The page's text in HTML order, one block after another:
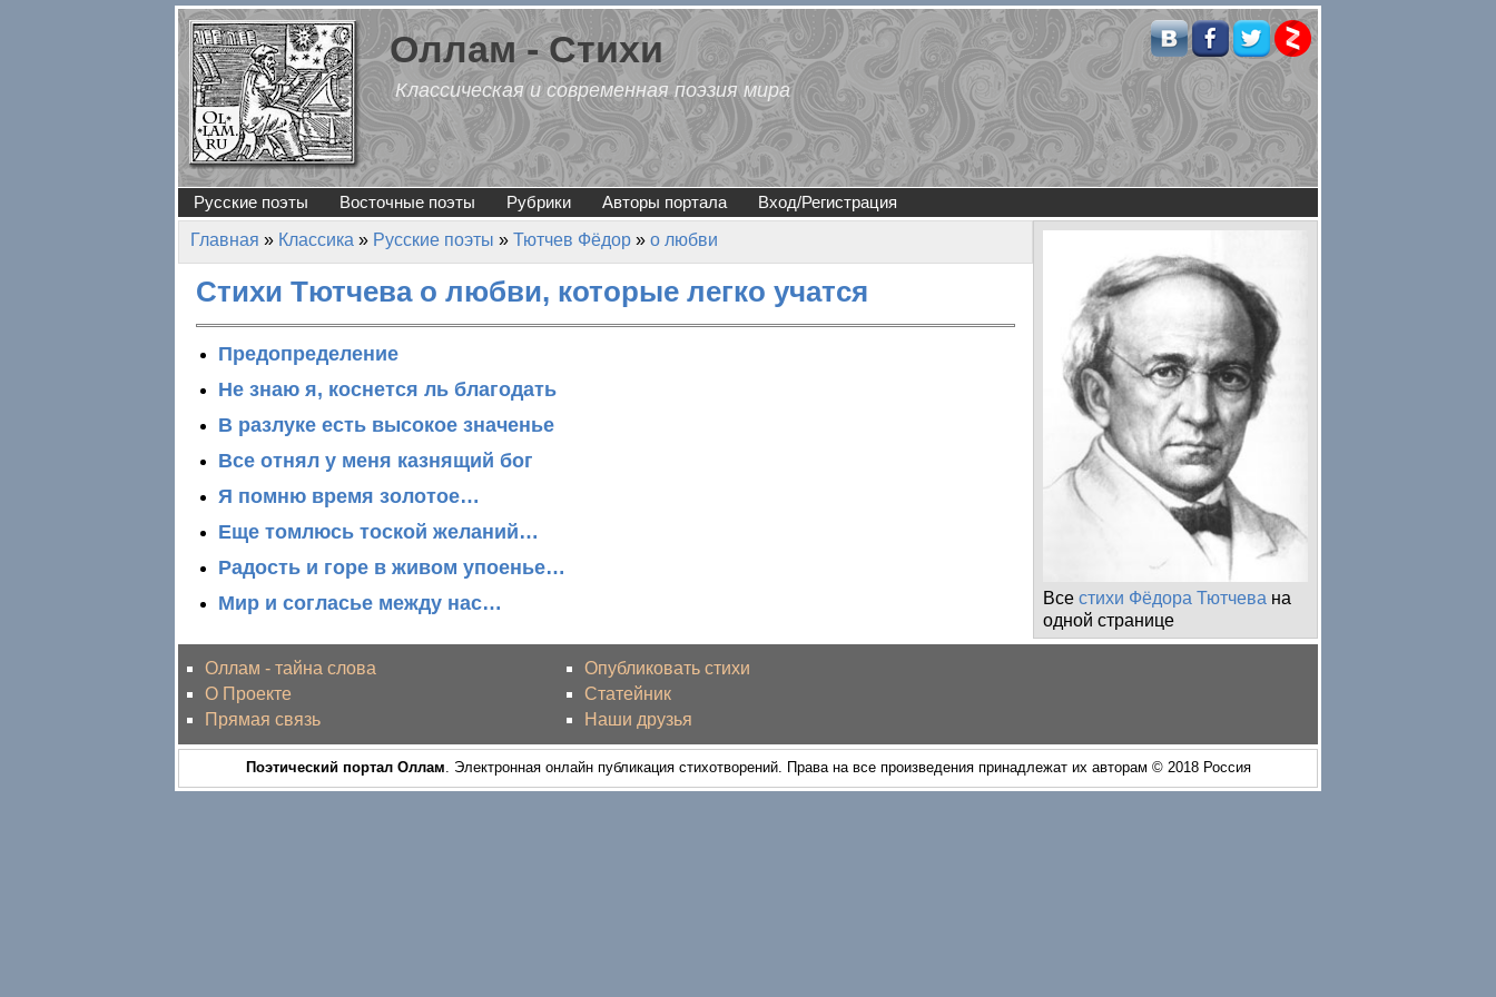
Перейти к основному содержанию
Оллам - Стихи
Классическая и современная поэзия мира
Русские поэты Восточные поэты Рубрики Авторы портала Вход/Регистрация
Вы здесь
Главная » Классика » Русские поэты » Тютчев Фёдор » о любви
Стихи Тютчева о любви, которые легко учатся
Предопределение
Не знаю я, коснется ль благодать
В разлуке есть высокое значенье
Все отнял у меня казнящий бог
Я помню время золотое…
Еще томлюсь тоской желаний…
Радость и горе в живом упоенье…
Мир и согласье между нас…
Все стихи Фёдора Тютчева на
одной странице
Оллам - тайна слова
О Проекте
Прямая связь
Опубликовать стихи
Статейник
Наши друзья
Поэтический портал Оллам. Электронная онлайн публикация стихотворений. Права на все произведения принадлежат их авторам © 2018 Россия